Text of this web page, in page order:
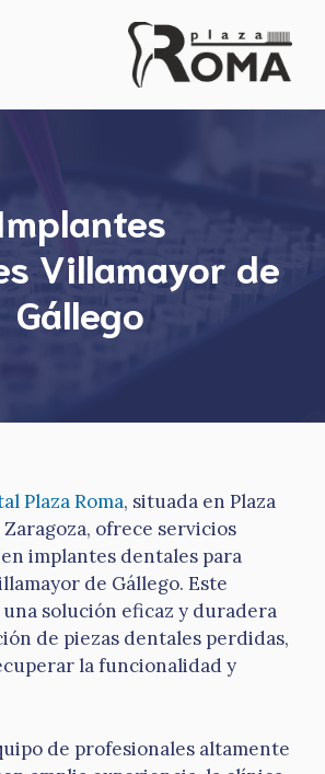
Villamayor de
Gállego
Plaza Roma, situada en Plaza
Zaragoza, ofrece servicios
implantes dentales para
de Gállego. Este
solución eficaz y duradera
de piezas dentales perdidas,
la funcionalidad y
de profesionales altamente